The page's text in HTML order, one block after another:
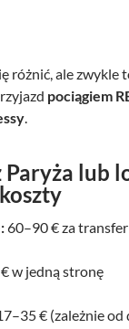
różnić, ale zwykle
pociągiem
Paryża lub
60–90 € za transfer
w jedną stronę
€ (zależnie